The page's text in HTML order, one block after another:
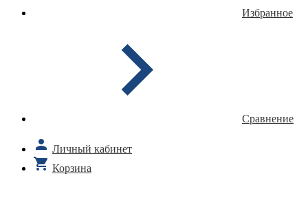
Избранное
Сравнение
Личный кабинет
Корзина